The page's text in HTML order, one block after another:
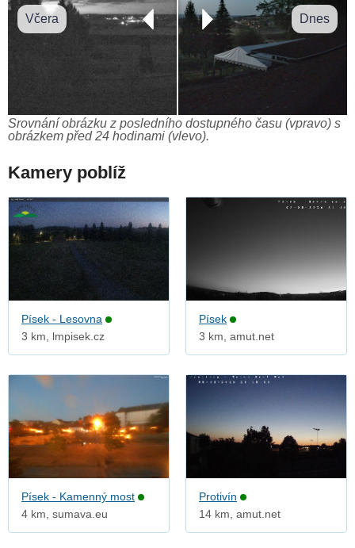
Včera Dnes
Srovnání obrázku z posledního dostupného času (vpravo) s
obrázkem před 24 hodinami (vlevo).
Kamery poblíž
Písek - Lesovna
3 km, lmpisek.cz
Písek
3 km, amut.net
Písek - Kamenný most
4 km, sumava.eu
Protivín
14 km, amut.net